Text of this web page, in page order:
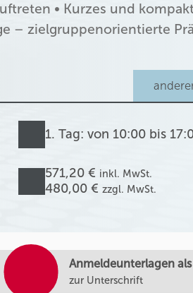
• Kurzes und
– zielgruppenorientierte
1. Tag: von 10:00 bis
571,20 € inkl. MwSt.
480,00 € zzgl. MwSt.
Anmeldeunterlagen als
zur Unterschrift